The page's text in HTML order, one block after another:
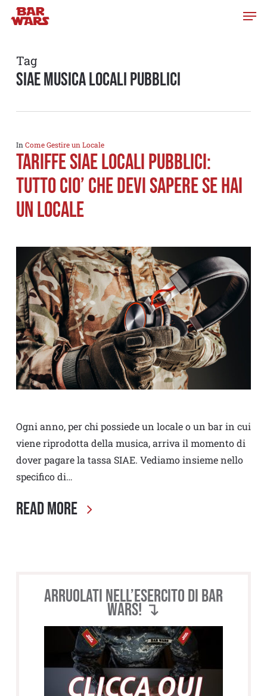
Skip
content
Tag
siae musica locali pubblici
In Come Gestire un Locale
TARIFFE SIAE LOCALI PUBBLICI:
TUTTO CIO’ CHE DEVI SAPERE SE HAI
UN LOCALE
Ogni anno, per chi possiede un locale o un bar in cui
viene riprodotta della musica, arriva il momento di
dover pagare la tassa SIAE. Vediamo insieme nello
specifico di…
Read More
Arruolati nell’esercito di BAR
WARS! ↴